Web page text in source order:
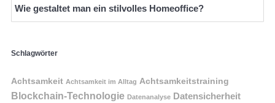
Wie gestaltet man ein stilvolles Homeoffice?
Schlagwörter
Achtsamkeit Achtsamkeit im Alltag Achtsamkeitstraining
Blockchain-Technologie Datenanalyse Datensicherheit